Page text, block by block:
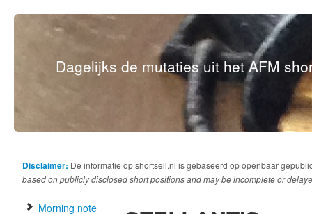
Dagelijks de mutaties uit het AFM
Disclaimer: De informatie op shortsell.nl is gebaseerd op openbaar
based on publicly disclosed short positions and may be incomplete or
Morning note